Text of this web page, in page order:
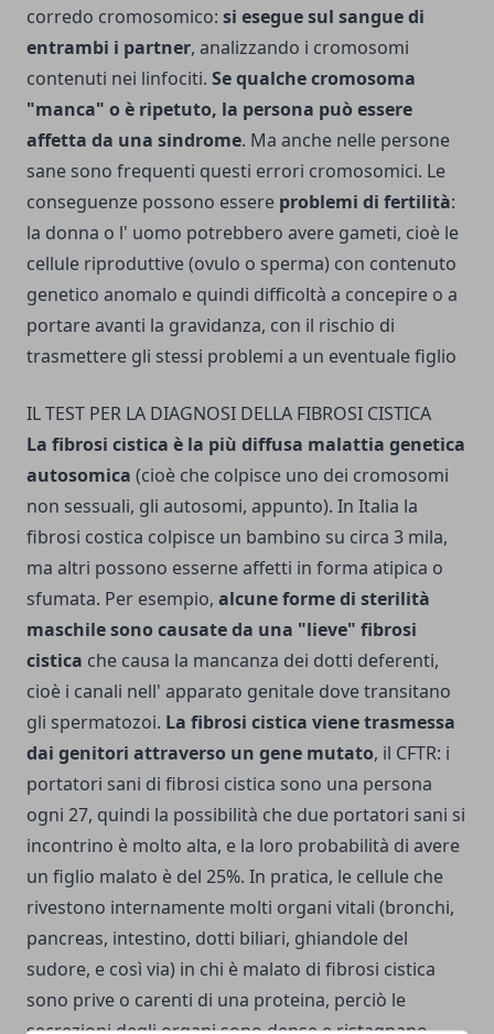
corredo cromosomico: si esegue sul sangue di
entrambi i part­ner, analizzando i cromosomi
contenuti nei linfociti. Se qualche cromosoma
"manca" o è ripetuto, la persona può essere
affetta da una sindrome. Ma anche nelle persone
sane sono frequenti questi errori cromosomici. Le
conseguenze possono essere problemi di fertilità:
la donna o l' uomo potrebbero avere gameti, cioè le
cellule riproduttive (ovulo o sperma) con contenu­to
genetico anomalo e quindi difficoltà a concepire o a
portare avanti la gravidanza, con il rischio di
trasmettere gli stessi problemi a un eventuale figlio
IL TEST PER LA DIAGNOSI DELLA FIBROSI CISTICA
La fibrosi cistica è la più diffu­sa malattia genetica
autosomica (cioè che colpisce uno dei cromosomi
non sessuali, gli autosomi, appunto). In Italia la
fibrosi costica colpisce un bambino su circa 3 mila,
ma altri possono esserne affetti in forma atipica o
sfu­mata. Per esempio, alcune forme di sterilità
maschile sono causate da una "lieve" fibrosi
cistica che causa la mancanza dei dotti deferenti,
cioè i canali nell' apparato genitale dove transitano
gli spermatozoi. La fibrosi cistica viene trasmessa
dai genitori attraverso un gene mutato, il CFTR: i
portatori sani di fibrosi cistica sono una persona
ogni 27, quindi la possibilità che due portatori sani si
incontrino è molto alta, e la loro probabilità di avere
un figlio malato è del 25%. In pratica, le cellule che
rivestono internamente molti organi vitali (bronchi,
pancreas, intestino, dotti biliari, ghiandole del
sudore, e così via) in chi è malato di fibrosi cistica
sono prive o carenti di una proteina, perciò le